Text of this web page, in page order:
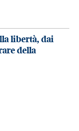
libertà, dai
della